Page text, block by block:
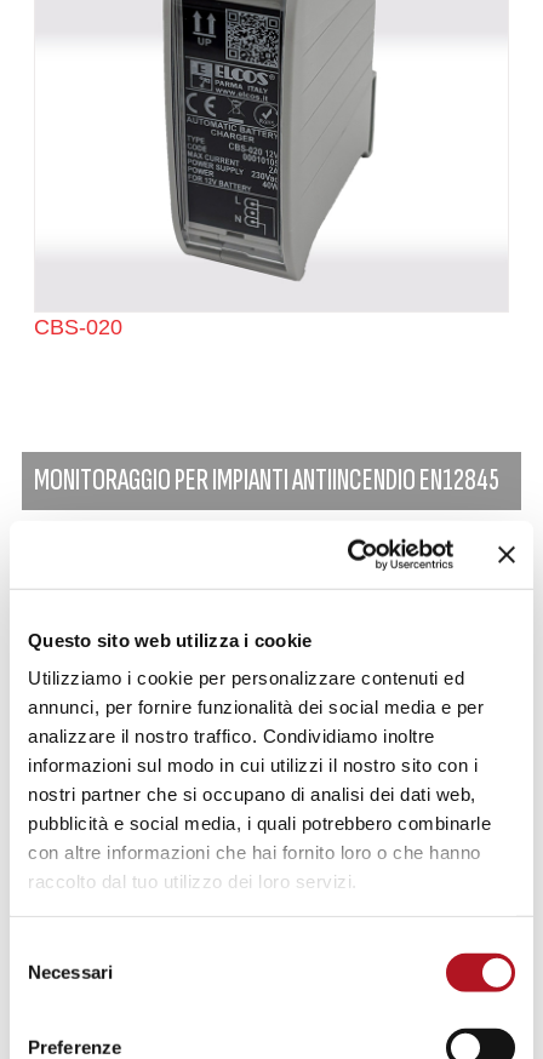
Questo sito web utilizza i cookie
Utilizziamo i cookie per personalizzare contenuti ed
annunci, per fornire funzionalità dei social media e per
analizzare il nostro traffico. Condividiamo inoltre
informazioni sul modo in cui utilizzi il nostro sito con i
nostri partner che si occupano di analisi dei dati web,
pubblicità e social media, i quali potrebbero combinarle
con altre informazioni che hai fornito loro o che hanno
raccolto dal tuo utilizzo dei loro servizi.
delNecessari
Preferenze
CBS-020
MONITORAGGIO PER IMPIANTI ANTIINCENDIO EN12845